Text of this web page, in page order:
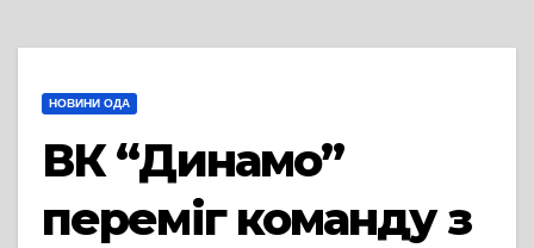
НОВИНИ ОДА
ВК “Динамо”
переміг команду з